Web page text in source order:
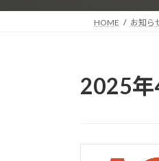
HOME お知ら
2025年